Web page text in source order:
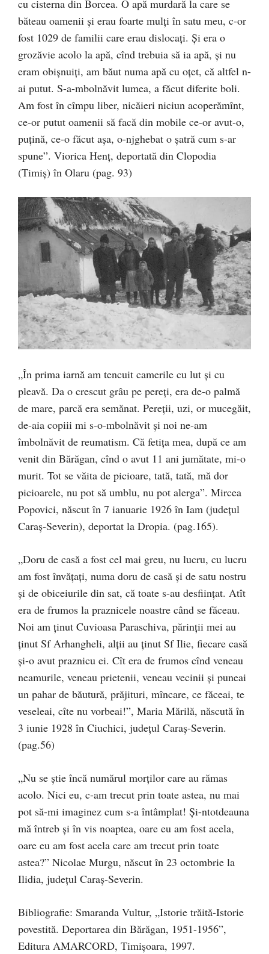
cu cisterna din Borcea. O apă murdară la care se
băteau oamenii și erau foarte mulți în satu meu, c-or
fost 1029 de familii care erau dislocați. Și era o
grozăvie acolo la apă, cînd trebuia să ia apă, și nu
eram obișnuiți, am băut numa apă cu oțet, că altfel n-
ai putut. S-a-mbolnăvit lumea, a făcut diferite boli.
Am fost în cîmpu liber, nicăieri niciun acoperămînt,
ce-or putut oamenii să facă din mobile ce-or avut-o,
puțină, ce-o făcut așa, o-njghebat o șatră cum s-ar
spune”. Viorica Henț, deportată din Clopodia
(Timiș) în Olaru (pag. 93)
„În prima iarnă am tencuit camerile cu lut și cu
pleavă. Da o crescut grâu pe pereți, era de-o palmă
de mare, parcă era semănat. Pereții, uzi, or mucegăit,
de-aia copiii mi s-o-mbolnăvit și noi ne-am
îmbolnăvit de reumatism. Că fetița mea, după ce am
venit din Bărăgan, cînd o avut 11 ani jumătate, mi-o
murit. Tot se văita de picioare, tată, tată, mă dor
picioarele, nu pot să umblu, nu pot alerga”. Mircea
Popovici, născut în 7 ianuarie 1926 în Iam (județul
Caraș-Severin), deportat la Dropia. (pag.165).
„Doru de casă a fost cel mai greu, nu lucru, cu lucru
am fost învățați, numa doru de casă și de satu nostru
și de obiceiurile din sat, că toate s-au desființat. Atît
era de frumos la praznicele noastre când se făceau.
Noi am ținut Cuvioasa Paraschiva, părinții mei au
ținut Sf Arhangheli, alții au ținut Sf Ilie, fiecare casă
și-o avut praznicu ei. Cît era de frumos cînd veneau
neamurile, veneau prietenii, veneau vecinii și puneai
un pahar de băutură, prăjituri, mîncare, ce făceai, te
veseleai, cîte nu vorbeai!”, Maria Mărilă, născută în
3 iunie 1928 în Ciuchici, județul Caraș-Severin.
(pag.56)
„Nu se știe încă numărul morților care au rămas
acolo. Nici eu, c-am trecut prin toate astea, nu mai
pot să-mi imaginez cum s-a întâmplat! Și-ntotdeauna
mă întreb și în vis noaptea, oare eu am fost acela,
oare eu am fost acela care am trecut prin toate
astea?” Nicolae Murgu, născut în 23 octombrie la
Ilidia, județul Caraș-Severin.
Bibliografie: Smaranda Vultur, „Istorie trăită-Istorie
povestită. Deportarea din Bărăgan, 1951-1956”,
Editura AMARCORD, Timișoara, 1997.